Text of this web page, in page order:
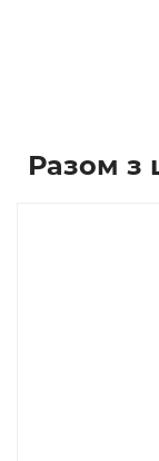
Разом з